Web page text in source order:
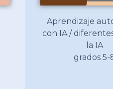
Aprendizaje
con IA /
la IA
grados 5-